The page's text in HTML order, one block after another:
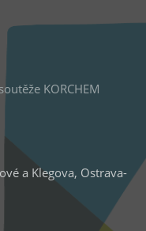
KORCHEM
a Klegova, Ostrava-